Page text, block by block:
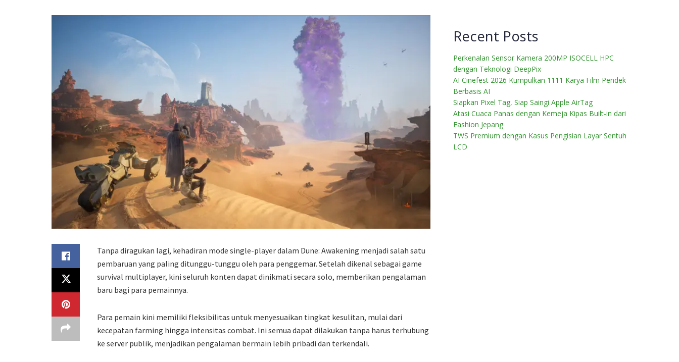
Tanpa diragukan lagi, kehadiran mode single-player dalam Dune: Awakening menjadi salah satu
pembaruan yang paling ditunggu-tunggu oleh para penggemar. Setelah dikenal sebagai game
survival multiplayer, kini seluruh konten dapat dinikmati secara solo, memberikan pengalaman
baru bagi para pemainnya.
Para pemain kini memiliki fleksibilitas untuk menyesuaikan tingkat kesulitan, mulai dari
kecepatan farming hingga intensitas combat. Ini semua dapat dilakukan tanpa harus terhubung
ke server publik, menjadikan pengalaman bermain lebih pribadi dan terkendali.
Recent Posts
Perkenalan Sensor Kamera 200MP ISOCELL HPC
dengan Teknologi DeepPix
AI Cinefest 2026 Kumpulkan 1111 Karya Film Pendek
Berbasis AI
Siapkan Pixel Tag, Siap Saingi Apple AirTag
Atasi Cuaca Panas dengan Kemeja Kipas Built-in dari
Fashion Jepang
TWS Premium dengan Kasus Pengisian Layar Sentuh
LCD